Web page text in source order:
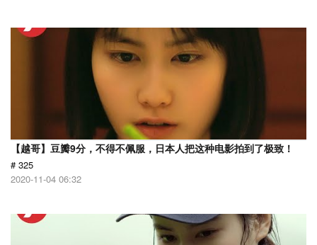
【越哥】豆瓣9分，不得不佩服，日本人把这种电影拍到了极致！
# 325
2020-11-04 06:32